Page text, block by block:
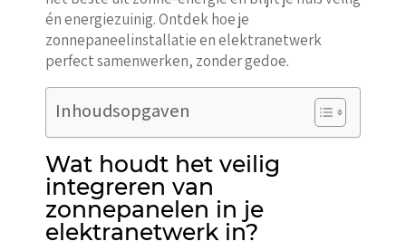
én energiezuinig. Ontdek hoe je
zonnepaneelinstallatie en elektranetwerk
perfect samenwerken, zonder gedoe.
Inhoudsopgaven
Wat houdt het veilig
integreren van
zonnepanelen in je
elektranetwerk in?